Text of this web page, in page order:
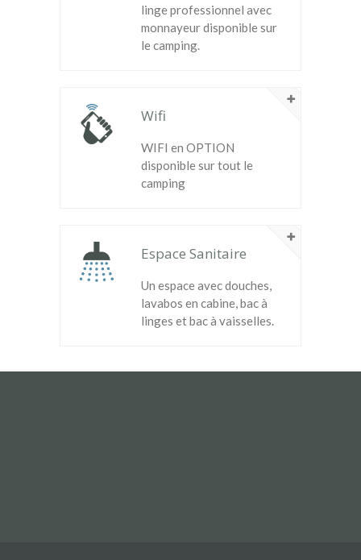
linge professionnel avec
monnayeur disponible sur
le camping.
Wifi
WIFI en OPTION
disponible sur tout le
camping
Espace Sanitaire
Un espace avec douches,
lavabos en cabine, bac à
linges et bac à vaisselles.